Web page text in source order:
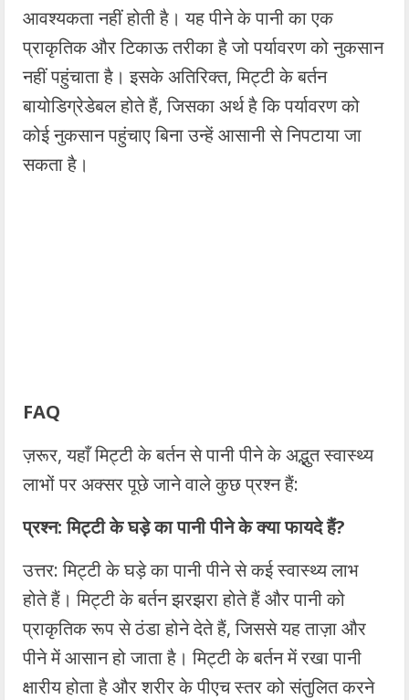
आवश्यकता नहीं होती है। यह पीने के पानी का एक
प्राकृतिक और टिकाऊ तरीका है जो पर्यावरण को नुकसान
नहीं पहुंचाता है। इसके अतिरिक्त, मिट्टी के बर्तन
बायोडिग्रेडेबल होते हैं, जिसका अर्थ है कि पर्यावरण को
कोई नुकसान पहुंचाए बिना उन्हें आसानी से निपटाया जा
सकता है।
FAQ
ज़रूर, यहाँ मिट्टी के बर्तन से पानी पीने के अद्भुत स्वास्थ्य
लाभों पर अक्सर पूछे जाने वाले कुछ प्रश्न हैं:
प्रश्न: मिट्टी के घड़े का पानी पीने के क्या फायदे हैं?
उत्तर: मिट्टी के घड़े का पानी पीने से कई स्वास्थ्य लाभ
होते हैं। मिट्टी के बर्तन झरझरा होते हैं और पानी को
प्राकृतिक रूप से ठंडा होने देते हैं, जिससे यह ताज़ा और
पीने में आसान हो जाता है। मिट्टी के बर्तन में रखा पानी
क्षारीय होता है और शरीर के पीएच स्तर को संतुलित करने